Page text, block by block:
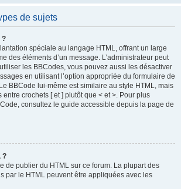
de sujets
?
spéciale au langage HTML, offrant un large
des éléments d’un message. L’administrateur peut
les BBCodes, vous pouvez aussi les désactiver
en utilisant l’option appropriée du formulaire de
BBCode lui-même est similaire au style HTML, mais
crochets [ et ] plutôt que < et >. Pour plus
consultez le guide accessible depuis la page de
?
de publier du HTML sur ce forum. La plupart des
par le HTML peuvent être appliquées avec les